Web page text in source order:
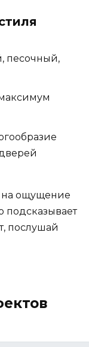
песочный,
на ощущение
подсказывает
послушай